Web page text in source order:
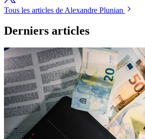
Tous les articles de Alexandre Plunian
Derniers articles